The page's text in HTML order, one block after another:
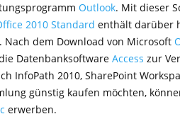
Outlook. Mit dieser
2010 Standard enthält darüber
Nach dem Download von Microsoft
Datenbanksoftware Access zur
InfoPath 2010, SharePoint
günstig kaufen möchten,
erwerben.